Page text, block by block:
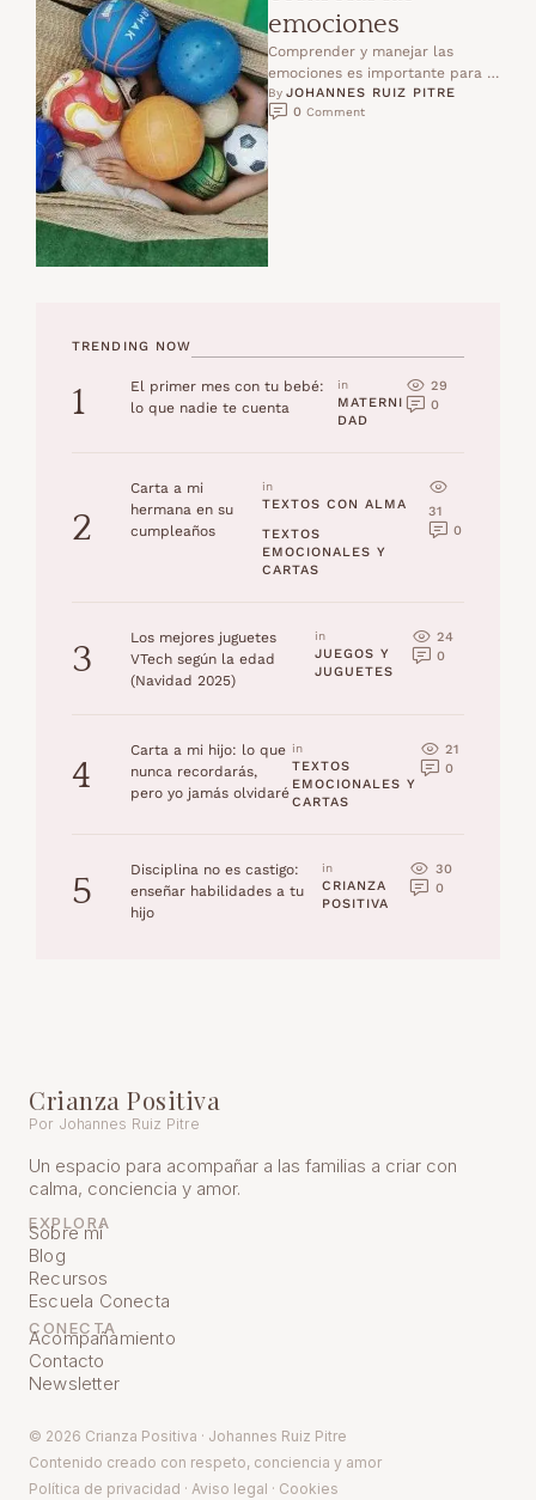
emociones
Comprender y manejar las
emociones es importante para el
desarrollo y el bienestar de los
niños y adolescentes.Reconocer
By JOHANNES RUIZ PITRE
0 Comment
TRENDING NOW
1
El primer mes con tu bebé:
lo que nadie te cuenta
in
MATERNI
DAD
29
0
2
Carta a mi
hermana en su
cumpleaños
in
TEXTOS CON ALMA
TEXTOS
EMOCIONALES Y
CARTAS
31
0
3
Los mejores juguetes
VTech según la edad
(Navidad 2025)
in
JUEGOS Y
JUGUETES
24
0
4
Carta a mi hijo: lo que
nunca recordarás,
pero yo jamás olvidaré
in
TEXTOS
EMOCIONALES Y
CARTAS
21
0
5
Disciplina no es castigo:
enseñar habilidades a tu
hijo
in
CRIANZA
POSITIVA
30
0
Crianza Positiva
Por Johannes Ruiz Pitre
Un espacio para acompañar a las familias a criar con
calma, conciencia y amor.
EXPLORA
Sobre mí
Blog
Recursos
Escuela Conecta
CONECTA
Acompañamiento
Contacto
Newsletter
© 2026 Crianza Positiva · Johannes Ruiz Pitre
Contenido creado con respeto, conciencia y amor
Política de privacidad · Aviso legal · Cookies